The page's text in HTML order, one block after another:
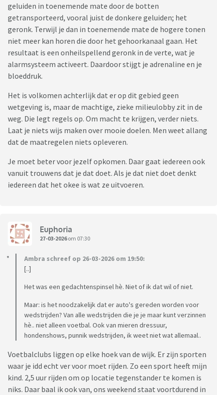
geluiden in toenemende mate door de botten
getransporteerd, vooral juist de donkere geluiden; het
geronk. Terwijl je dan in toenemende mate de hogere tonen
niet meer kan horen die door het gehoorkanaal gaan. Het
resultaat is een onheilspellend geronk in de verte, wat je
alarmsysteem activeert. Daardoor stijgt je adrenaline en je
bloeddruk.
Het is volkomen achterlijk dat er op dit gebied geen
wetgeving is, maar de machtige, zieke milieulobby zit in de
weg. Die legt regels op. Om macht te krijgen, verder niets.
Laat je niets wijs maken over mooie doelen. Men weet allang
dat de maatregelen niets opleveren.
Je moet beter voor jezelf opkomen. Daar gaat iedereen ook
vanuit trouwens dat je dat doet. Als je dat niet doet denkt
iedereen dat het okee is wat ze uitvoeren.
Euphoria
27-03-2026om 07:30
Ambra schreef op 26-03-2026 om 19:50:
[..]
Het was een gedachtenspinsel hè. Niet of ik dat wil of niet.
Maar: is het noodzakelijk dat er auto's gereden worden voor
wedstrijden? Van alle wedstrijden die je je maar kunt verzinnen
hè.. niet alleen voetbal. Ook van mieren dressuur,
hondenshows, punnik wedstrijden, ik weet niet wat allemaal..
Voetbalclubs liggen op elke hoek van de wijk. Er zijn sporten
waar je idd echt ver voor moet rijden. Zo een sport heeft mijn
kind. 2,5 uur rijden om op locatie tegenstander te komen is
niks. Daar baal ik ook van, ons weekend staat voortdurend in